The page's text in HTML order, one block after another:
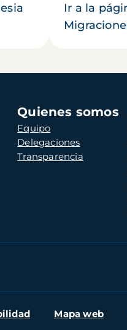
Ir a la
Quienes somos
Equipo
Delegaciones
Transparencia
Mapa web